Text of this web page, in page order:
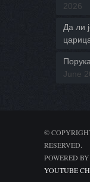
2026
Да ли
June
©
POWERED BY
YOUTUBE